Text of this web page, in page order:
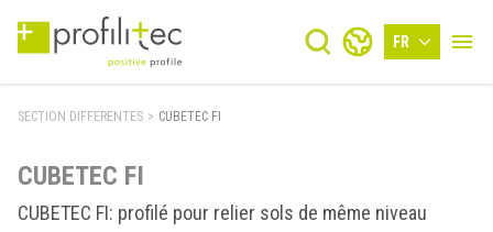
FR
SECTION DIFFERENTES > CUBETEC FI
CUBETEC FI
CUBETEC FI: profilé pour relier sols de même niveau